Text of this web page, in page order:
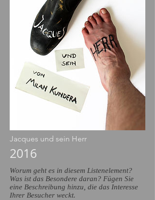
Jacques und sein Herr
2016
Worum geht es in diesem Listenelement?
Was ist das Besondere daran? Fügen Sie
eine Beschreibung hinzu, die das Interesse
Ihrer Besucher weckt.